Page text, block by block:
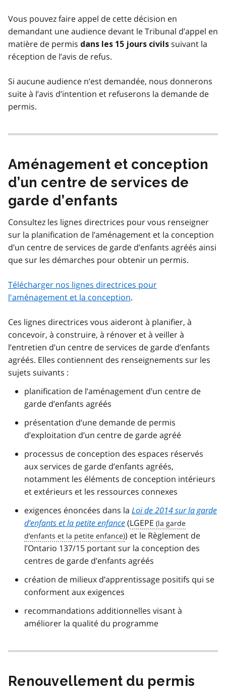
Vous pouvez faire appel de cette décision en
demandant une audience devant le Tribunal d’appel en
matière de permis dans les 15 jours civils suivant la
réception de l’avis de refus.
Si aucune audience n’est demandée, nous donnerons
suite à l’avis d’intention et refuserons la demande de
permis.
Aménagement et conception
d’un centre de services de
garde d’enfants
Consultez les lignes directrices pour vous renseigner
sur la planification de l’aménagement et la conception
d’un centre de services de garde d’enfants agréés ainsi
que sur les démarches pour obtenir un permis.
Télécharger nos lignes directrices pour
l'aménagement et la conception.
Ces lignes directrices vous aideront à planifier, à
concevoir, à construire, à rénover et à veiller à
l’entretien d’un centre de services de garde d’enfants
agréés. Elles contiennent des renseignements sur les
sujets suivants :
planification de l’aménagement d’un centre de
garde d’enfants agréés
présentation d’une demande de permis
d’exploitation d’un centre de garde agréé
processus de conception des espaces réservés
aux services de garde d’enfants agréés,
notamment les éléments de conception intérieurs
et extérieurs et les ressources connexes
exigences énoncées dans la Loi de 2014 sur la garde
d’enfants et la petite enfance(LGEPE
) et le Règlement de
l’Ontario 137/15 portant sur la conception des
centres de garde d’enfants agréés
création de milieux d’apprentissage positifs qui se
conforment aux exigences
recommandations additionnelles visant à
améliorer la qualité du programme
Renouvellement du permis